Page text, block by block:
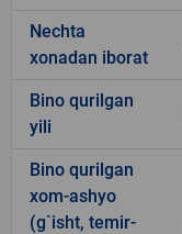
Nechta
xonadan iborat
Bino qurilgan
yili
Bino qurilgan
xom-ashyo
(g`isht, temir-